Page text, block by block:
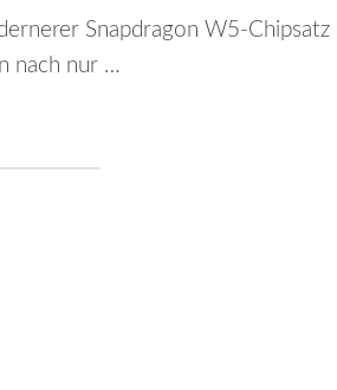
Snapdragon W5-Chipsatz
nach nur …